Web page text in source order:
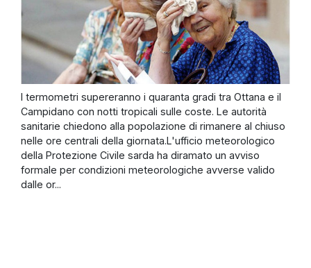
I termometri supereranno i quaranta gradi tra Ottana e il
Campidano con notti tropicali sulle coste. Le autorità
sanitarie chiedono alla popolazione di rimanere al chiuso
nelle ore centrali della giornata.L'ufficio meteorologico
della Protezione Civile sarda ha diramato un avviso
formale per condizioni meteorologiche avverse valido
dalle or...